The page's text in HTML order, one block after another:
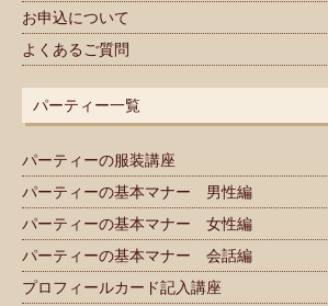
お申込について
よくあるご質問
パーティー一覧
パーティーの服装講座
パーティーの基本マナー 男性編
パーティーの基本マナー 女性編
パーティーの基本マナー 会話編
プロフィールカード記入講座